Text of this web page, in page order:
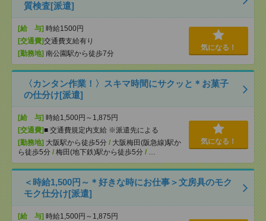
質検査[派遣]
[給 与] 時給1500円
[交通費]交通費支給有り
[勤務地] 南公園駅から徒歩7分
気になる！
〈カンタン作業！〉スキマ時間にサクッと＊お菓子
の仕分け[派遣]
[給 与] 時給1,500円～1,875円
[交通費]■ 交通費規定内支給 ※派遣先による
[勤務地] 大阪駅から徒歩5分 / 大阪梅田(阪急線)駅か
ら徒歩5分 / 梅田(地下鉄)駅から徒歩5分 / …
気になる！
＜時給1,500円～＊好きな時にお仕事＞文房具のモク
モク仕分け[派遣]
[給 与] 時給1,500円～1,875円